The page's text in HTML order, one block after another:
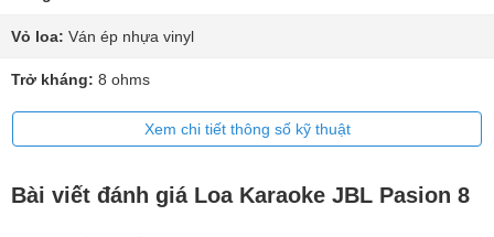
Vỏ loa: Ván ép nhựa vinyl
Trở kháng: 8 ohms
Xem chi tiết thông số kỹ thuật
Bài viết đánh giá Loa Karaoke JBL Pasion 8